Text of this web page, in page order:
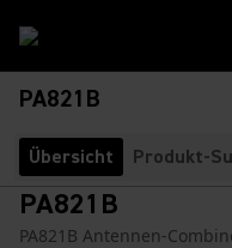
PA821B
Übersicht Produkt-
PA821B
PA821B Antennen-